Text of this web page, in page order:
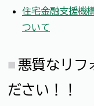
住宅金融支援機
ついて
悪質なリフ
ださい！！